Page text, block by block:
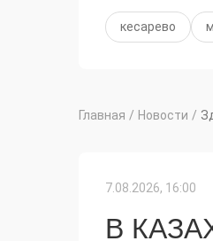
кесарево
Главная / Новости /
7.08.2026, 16:00
В